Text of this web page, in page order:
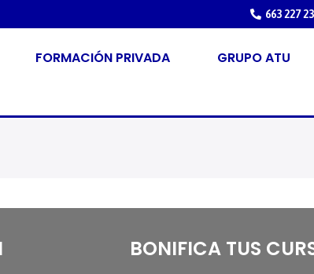
663 227
FORMACIÓN PRIVADA GRUPO ATU
BONIFICA TUS